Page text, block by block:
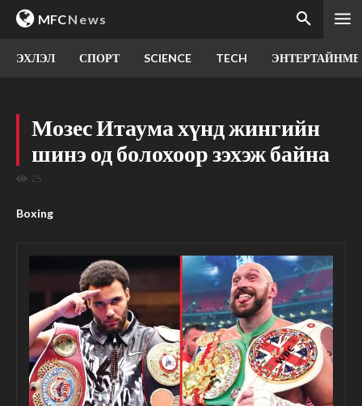
MFCNews
ЭХЛЭЛ СПОРТ SCIENCE TECH
Мозес Итаума хүнд жингийн
шинэ од болохоор зэхэж байна
25
Boxing